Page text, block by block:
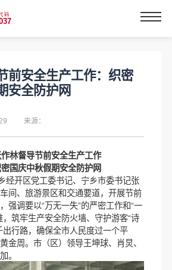
码
前安全生产工作：织密
安全防护网
来源：
督导节前安全生产工作
庆中秋假期安全防护网
开区党工委书记、宁乡市委书记张
间、旅游景区和交通要道，开展节前
强调要以“万无一失”的严密工作和“一
，筑牢生产安全防火墙、守护游客“诗
出行路，确保全市人民度过一个平
金周。市（区）领导王坤球、肖炅、
。